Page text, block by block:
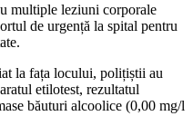
multiple leziuni corporale
de urgență la spital pentru
la fața locului, polițiștii au
etilotest, rezultatul
băuturi alcoolice (0,00 mg/l